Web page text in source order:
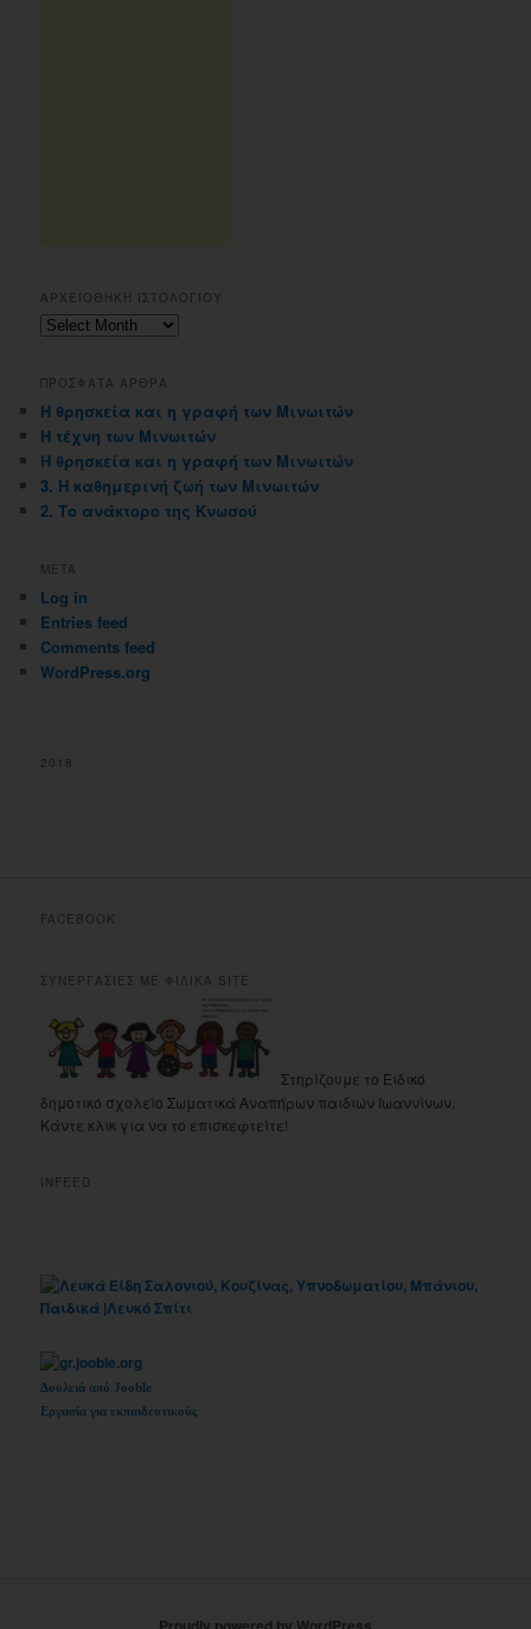
ΑΡΧΕΙΟΘΗΚΗ ΙΣΤΟΛΟΓΙΟΥ
Αρχειοθηκη
ΠΡΟΣΦΑΤΑ ΑΡΘΡΑ
Η θρησκεία και η γραφή των Μινωιτών
Η τέχνη των Μινωιτών
Η θρησκεία και η γραφή των Μινωιτών
3. Η καθημερινή ζωή των Μινωιτών
2. Το ανάκτορο της Κνωσού
META
Log in
Entries feed
Comments feed
WordPress.org
2018
FACEBOOK
ΣΥΝΕΡΓΑΣΙΕΣ ΜΕ ΦΙΛΙΚΑ SITE
Στηρίζουμε το Ειδικό
δημοτικό σχολείο Σωματικά Αναπήρων παιδιών Ιωαννίνων.
Κάντε κλικ για να το επισκεφτείτε!
INFEED
Δουλειά από Jooble
Εργασία για εκπαιδευτικούς